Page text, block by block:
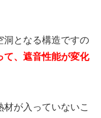
洞となる構造ですの
て、遮音性能が変化
が入っていないこ